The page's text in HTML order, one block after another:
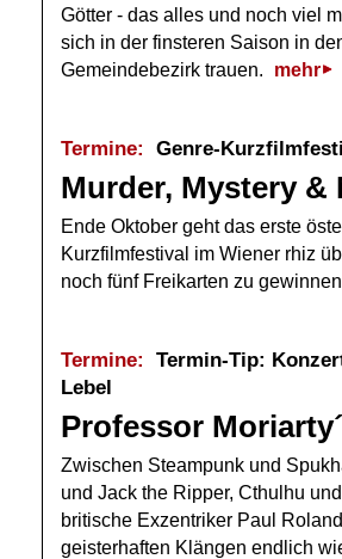
Götter - das alles und noch viel
sich in der finsteren Saison in
Gemeindebezirk trauen.
mehr
Termine: Genre-
Murder, Mystery &
Ende Oktober geht das erste
Kurzfilmfestival im Wiener rhiz
noch fünf Freikarten zu
Termine: Termin-Tip:
Lebel
Professor
Zwischen Steampunk und
und Jack the Ripper, Cthulhu
britische Exzentriker Paul
geisterhaften Klängen endlich